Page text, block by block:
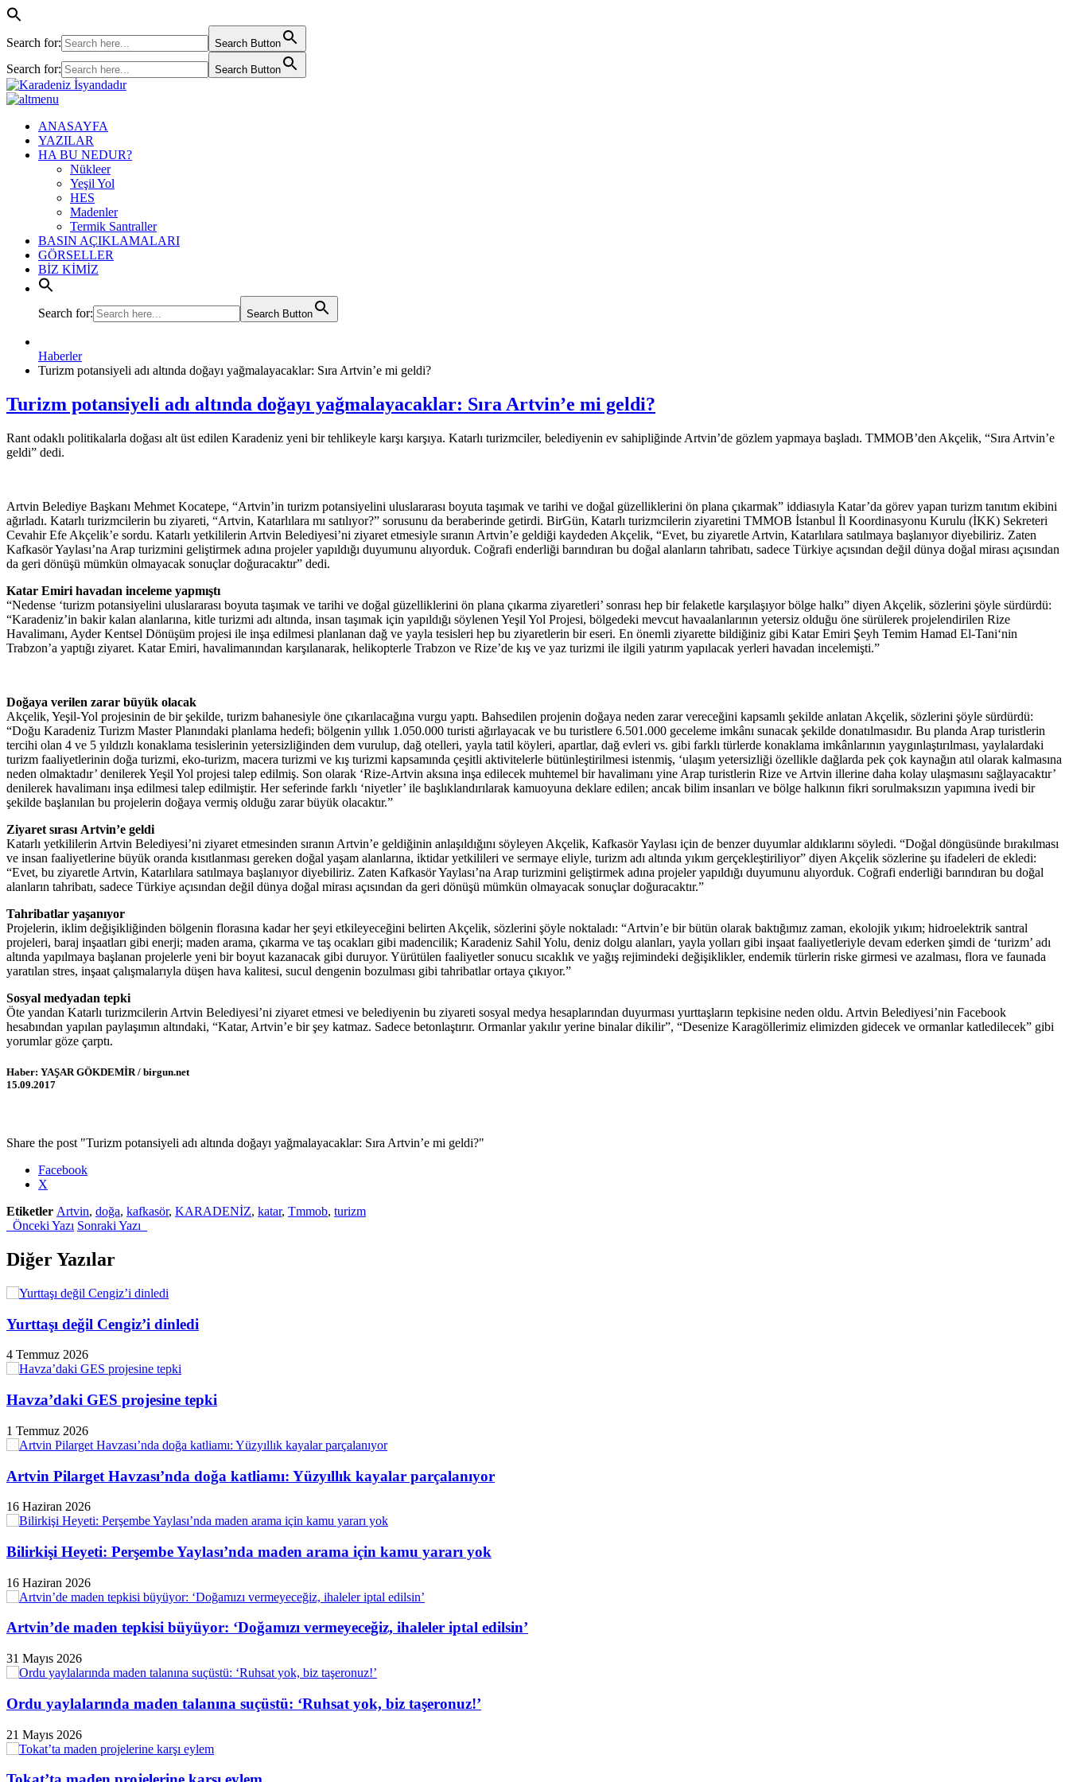
Search for: Search Button
Search for: Search Button
ANASAYFA
YAZILAR
HA BU NEDUR?
Nükleer
Yeşil Yol
HES
Madenler
Termik Santraller
BASIN AÇIKLAMALARI
GÖRSELLER
BİZ KİMİZ
Search for: Search Button
Haberler
Turizm potansiyeli adı altında doğayı yağmalayacaklar: Sıra Artvin’e mi geldi?
Turizm potansiyeli adı altında doğayı yağmalayacaklar: Sıra Artvin’e mi geldi?
Rant odaklı politikalarla doğası alt üst edilen Karadeniz yeni bir tehlikeyle karşı karşıya. Katarlı turizmciler, belediyenin ev sahipliğinde Artvin’de gözlem yapmaya başladı. TMMOB’den Akçelik, “Sıra Artvin’e
geldi” dedi.
Artvin Belediye Başkanı Mehmet Kocatepe, “Artvin’in turizm potansiyelini uluslararası boyuta taşımak ve tarihi ve doğal güzelliklerini ön plana çıkarmak” iddiasıyla Katar’da görev yapan turizm tanıtım ekibini
ağırladı. Katarlı turizmcilerin bu ziyareti, “Artvin, Katarlılara mı satılıyor?” sorusunu da beraberinde getirdi. BirGün, Katarlı turizmcilerin ziyaretini TMMOB İstanbul İl Koordinasyonu Kurulu (İKK) Sekreteri
Cevahir Efe Akçelik’e sordu. Katarlı yetkililerin Artvin Belediyesi’ni ziyaret etmesiyle sıranın Artvin’e geldiği kaydeden Akçelik, “Evet, bu ziyaretle Artvin, Katarlılara satılmaya başlanıyor diyebiliriz. Zaten
Kafkasör Yaylası’na Arap turizmini geliştirmek adına projeler yapıldığı duyumunu alıyorduk. Coğrafi enderliği barındıran bu doğal alanların tahribatı, sadece Türkiye açısından değil dünya doğal mirası açısından
da geri dönüşü mümkün olmayacak sonuçlar doğuracaktır” dedi.
Katar Emiri havadan inceleme yapmıştı
“Nedense ‘turizm potansiyelini uluslararası boyuta taşımak ve tarihi ve doğal güzelliklerini ön plana çıkarma ziyaretleri’ sonrası hep bir felaketle karşılaşıyor bölge halkı” diyen Akçelik, sözlerini şöyle sürdürdü:
“Karadeniz’in bakir kalan alanlarına, kitle turizmi adı altında, insan taşımak için yapıldığı söylenen Yeşil Yol Projesi, bölgedeki mevcut havaalanlarının yetersiz olduğu öne sürülerek projelendirilen Rize
Havalimanı, Ayder Kentsel Dönüşüm projesi ile inşa edilmesi planlanan dağ ve yayla tesisleri hep bu ziyaretlerin bir eseri. En önemli ziyarette bildiğiniz gibi Katar Emiri Şeyh Temim Hamad El-Tani‘nin
Trabzon’a yaptığı ziyaret. Katar Emiri, havalimanından karşılanarak, helikopterle Trabzon ve Rize’de kış ve yaz turizmi ile ilgili yatırım yapılacak yerleri havadan incelemişti.”
Doğaya verilen zarar büyük olacak
Akçelik, Yeşil-Yol projesinin de bir şekilde, turizm bahanesiyle öne çıkarılacağına vurgu yaptı. Bahsedilen projenin doğaya neden zarar vereceğini kapsamlı şekilde anlatan Akçelik, sözlerini şöyle sürdürdü:
“Doğu Karadeniz Turizm Master Planındaki planlama hedefi; bölgenin yıllık 1.050.000 turisti ağırlayacak ve bu turistlere 6.501.000 geceleme imkânı sunacak şekilde donatılmasıdır. Bu planda Arap turistlerin
tercihi olan 4 ve 5 yıldızlı konaklama tesislerinin yetersizliğinden dem vurulup, dağ otelleri, yayla tatil köyleri, apartlar, dağ evleri vs. gibi farklı türlerde konaklama imkânlarının yaygınlaştırılması, yaylalardaki
turizm faaliyetlerinin doğa turizmi, eko-turizm, macera turizmi ve kış turizmi kapsamında çeşitli aktivitelerle bütünleştirilmesi istenmiş, ‘ulaşım yetersizliği özellikle dağlarda pek çok kaynağın atıl olarak kalmasına
neden olmaktadır’ denilerek Yeşil Yol projesi talep edilmiş. Son olarak ‘Rize-Artvin aksına inşa edilecek muhtemel bir havalimanı yine Arap turistlerin Rize ve Artvin illerine daha kolay ulaşmasını sağlayacaktır’
denilerek havalimanı inşa edilmesi talep edilmiştir. Her seferinde farklı ‘niyetler’ ile başlıklandırılarak kamuoyuna deklare edilen; ancak bilim insanları ve bölge halkının fikri sorulmaksızın yapımına ivedi bir
şekilde başlanılan bu projelerin doğaya vermiş olduğu zarar büyük olacaktır.”
Ziyaret sırası Artvin’e geldi
Katarlı yetkililerin Artvin Belediyesi’ni ziyaret etmesinden sıranın Artvin’e geldiğinin anlaşıldığını söyleyen Akçelik, Kafkasör Yaylası için de benzer duyumlar aldıklarını söyledi. “Doğal döngüsünde bırakılması
ve insan faaliyetlerine büyük oranda kısıtlanması gereken doğal yaşam alanlarına, iktidar yetkilileri ve sermaye eliyle, turizm adı altında yıkım gerçekleştiriliyor” diyen Akçelik sözlerine şu ifadeleri de ekledi:
“Evet, bu ziyaretle Artvin, Katarlılara satılmaya başlanıyor diyebiliriz. Zaten Kafkasör Yaylası’na Arap turizmini geliştirmek adına projeler yapıldığı duyumunu alıyorduk. Coğrafi enderliği barındıran bu doğal
alanların tahribatı, sadece Türkiye açısından değil dünya doğal mirası açısından da geri dönüşü mümkün olmayacak sonuçlar doğuracaktır.”
Tahribatlar yaşanıyor
Projelerin, iklim değişikliğinden bölgenin florasına kadar her şeyi etkileyeceğini belirten Akçelik, sözlerini şöyle noktaladı: “Artvin’e bir bütün olarak baktığımız zaman, ekolojik yıkım; hidroelektrik santral
projeleri, baraj inşaatları gibi enerji; maden arama, çıkarma ve taş ocakları gibi madencilik; Karadeniz Sahil Yolu, deniz dolgu alanları, yayla yolları gibi inşaat faaliyetleriyle devam ederken şimdi de ‘turizm’ adı
altında yapılmaya başlanan projelerle yeni bir boyut kazanacak gibi duruyor. Yürütülen faaliyetler sonucu sıcaklık ve yağış rejimindeki değişiklikler, endemik türlerin riske girmesi ve azalması, flora ve faunada
yaratılan stres, inşaat çalışmalarıyla düşen hava kalitesi, sucul dengenin bozulması gibi tahribatlar ortaya çıkıyor.”
Sosyal medyadan tepki
Öte yandan Katarlı turizmcilerin Artvin Belediyesi’ni ziyaret etmesi ve belediyenin bu ziyareti sosyal medya hesaplarından duyurması yurttaşların tepkisine neden oldu. Artvin Belediyesi’nin Facebook
hesabından yapılan paylaşımın altındaki, “Katar, Artvin’e bir şey katmaz. Sadece betonlaştırır. Ormanlar yakılır yerine binalar dikilir”, “Desenize Karagöllerimiz elimizden gidecek ve ormanlar katledilecek” gibi
yorumlar göze çarptı.
Haber: YAŞAR GÖKDEMİR / birgun.net
15.09.2017
Share the post "Turizm potansiyeli adı altında doğayı yağmalayacaklar: Sıra Artvin’e mi geldi?"
Facebook
X
Etiketler Artvin, doğa, kafkasör, KARADENİZ, katar, Tmmob, turizm
Önceki Yazı Sonraki Yazı
Diğer Yazılar
Yurttaşı değil Cengiz’i dinledi
4 Temmuz 2026
Havza’daki GES projesine tepki
1 Temmuz 2026
Artvin Pilarget Havzası’nda doğa katliamı: Yüzyıllık kayalar parçalanıyor
16 Haziran 2026
Bilirkişi Heyeti: Perşembe Yaylası’nda maden arama için kamu yararı yok
16 Haziran 2026
Artvin’de maden tepkisi büyüyor: ‘Doğamızı vermeyeceğiz, ihaleler iptal edilsin’
31 Mayıs 2026
Ordu yaylalarında maden talanına suçüstü: ‘Ruhsat yok, biz taşeronuz!’
21 Mayıs 2026